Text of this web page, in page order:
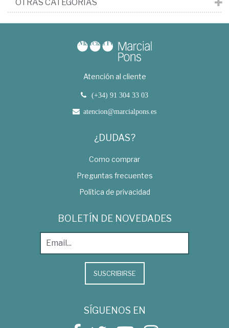
OTRAS CATEGORÍAS
Atención al cliente
(+34) 91 304 33 03
atencion@marcialpons.es
¿DUDAS?
Como comprar
Preguntas frecuentes
Política de privacidad
BOLETÍN DE NOVEDADES
SUSCRIBIRSE
SÍGUENOS EN